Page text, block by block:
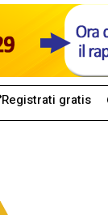
Registrati gratis